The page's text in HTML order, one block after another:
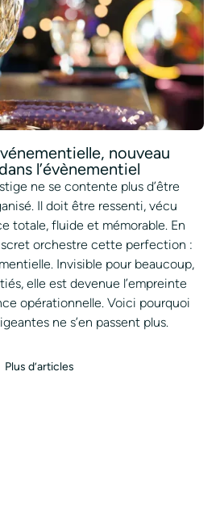
nouveau
l’évènementiel
ne se contente plus d’être
Il doit être ressenti, vécu
totale, fluide et mémorable. En
orchestre cette perfection :
Invisible pour beaucoup,
elle est devenue l’empreinte
opérationnelle. Voici pourquoi
ne s’en passent plus.
Plus d’articles